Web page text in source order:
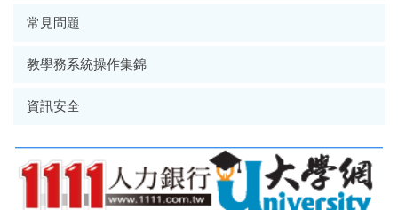
常見問題
教學務系統操作集錦
資訊安全